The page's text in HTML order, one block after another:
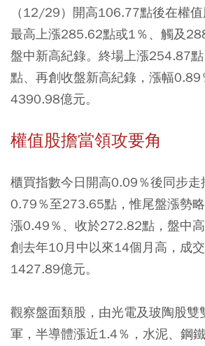
（12/29）開高106.77點後在權值
最高上漲285.62點或1％、觸及
盤中新高紀錄。終場上漲254.87
點、再創收盤新高紀錄，漲幅0.89
4390.98億元。
權值股擔當領攻要角
櫃買指數今日開高0.09％後同步走
0.79％至273.65點，惟尾盤漲勢
漲0.49％、收於272.82點，盤中
創去年10月中以來14個月高，成
1427.89億元。
觀察盤面類股，由光電及玻陶股
軍，半導體漲近1.4％，水泥、鋼